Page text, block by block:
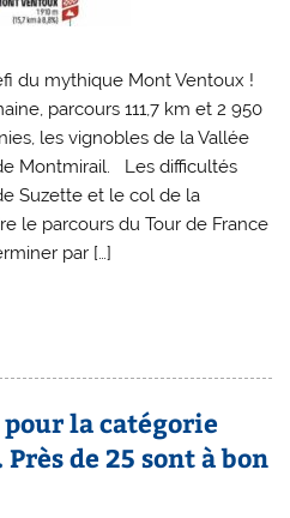
du mythique Mont Ventoux !
parcours 111,7 km et 2 950
les vignobles de la Vallée
Montmirail. Les difficultés
Suzette et le col de la
le parcours du Tour de France
par […]
pour la catégorie
de 25 sont à bon